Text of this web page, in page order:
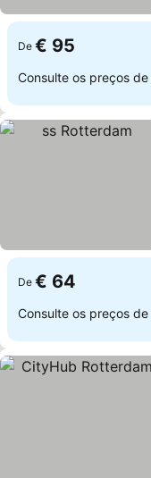
De € 95
Consulte os preços de
De € 64
Consulte os preços de